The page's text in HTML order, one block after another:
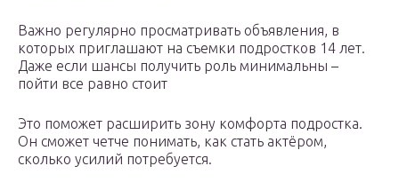
Важно регулярно просматривать объявления, в
которых приглашают на съемки подростков 14 лет.
Даже если шансы получить роль минимальны –
пойти все равно стоит
Это поможет расширить зону комфорта подростка.
Он сможет четче понимать, как стать актёром,
сколько усилий потребуется.